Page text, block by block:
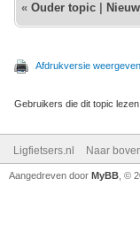
« Ouder topic
Afdrukversie weergeven
Gebruikers die dit topic
Ligfietsers.nl Naar
Aangedreven door MyBB , ©